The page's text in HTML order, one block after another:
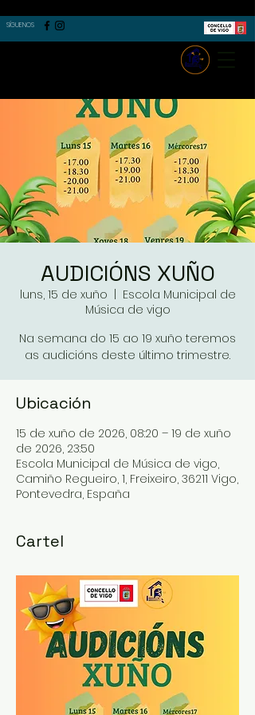
SÍGUENOS
AUDICIÓNS XUÑO
luns, 15 de xuño
Escola Municipal de
Música de vigo
Na semana do 15 ao 19 xuño teremos
as audicións deste último trimestre.
Ubicación
15 de xuño de 2026, 08:20 – 19 de xuño
de 2026, 23:50
Escola Municipal de Música de vigo,
Camiño Regueiro, 1, Freixeiro, 36211 Vigo,
Pontevedra, España
Cartel